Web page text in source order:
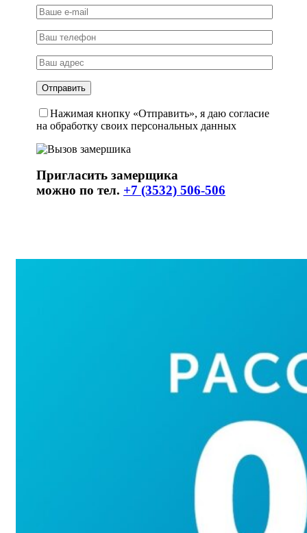
Нажимая кнопку «Отправить», я даю согласие
на обработку своих персональных данных
Пригласить замерщика
можно по тел. +7 (3532) 506-506